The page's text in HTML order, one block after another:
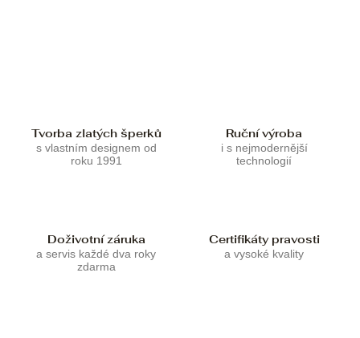
Tvorba zlatých šperků
s vlastním designem od
roku 1991
Ruční výroba
i s nejmodernější
technologií
Doživotní záruka
a servis každé dva roky
zdarma
Certifikáty pravosti
a vysoké kvality